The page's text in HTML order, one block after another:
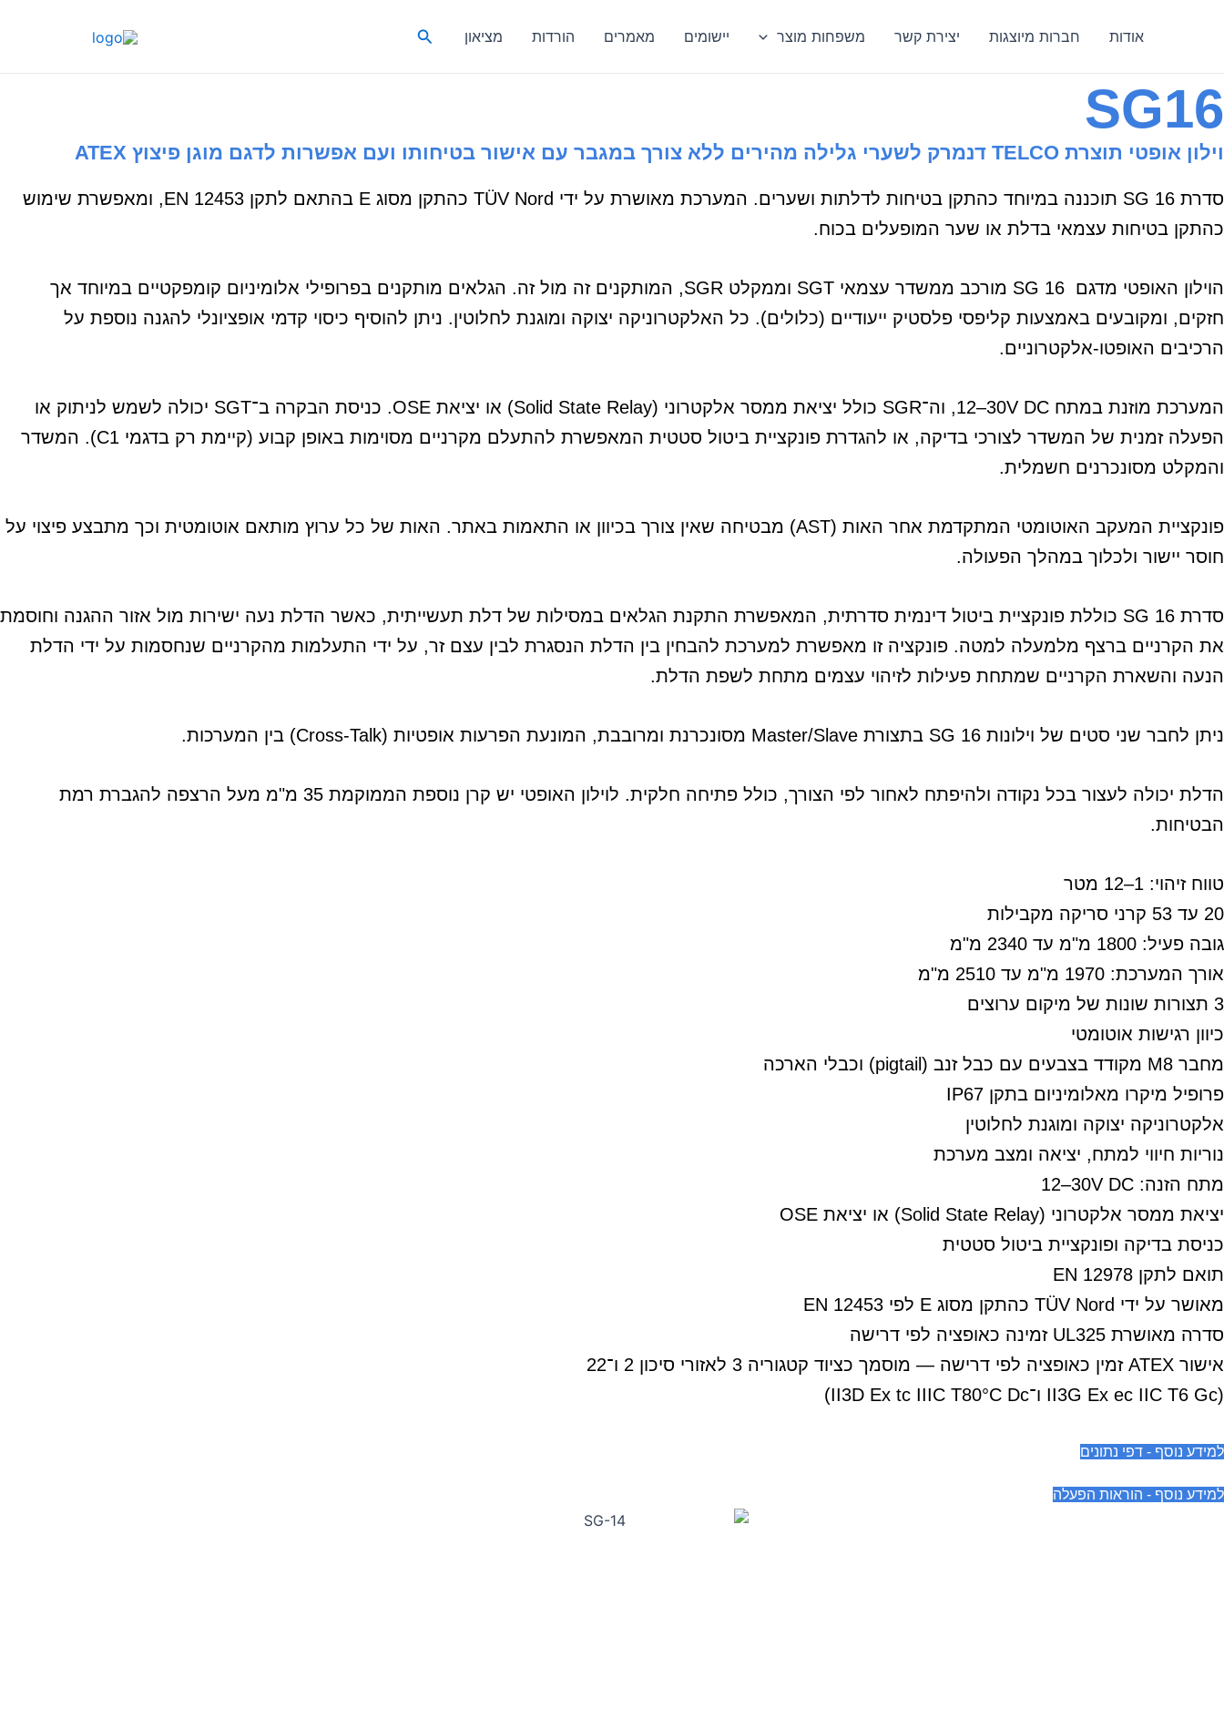
אודות חברות מיוצגות יצירת קשר משפחות מוצר יישומים מאמרים הורדות מציאון חיפוש
SG16
וילון אופטי תוצרת TELCO דנמרק לשערי גלילה מהירים ללא צורך במגבר עם אישור בטיחותו ועם אפשרות לדגם מוגן פיצוץ ATEX
סדרת SG 16 תוכננה במיוחד כהתקן בטיחות לדלתות ושערים. המערכת מאושרת על ידי TÜV Nord כהתקן מסוג E בהתאם לתקן EN 12453, ומאפשרת שימוש
כהתקן בטיחות עצמאי בדלת או שער המופעלים בכוח.
הוילון האופטי מדגם SG 16 מורכב ממשדר עצמאי SGT וממקלט SGR, המותקנים זה מול זה. הגלאים מותקנים בפרופילי אלומיניום קומפקטיים במיוחד אך
חזקים, ומקובעים באמצעות קליפסי פלסטיק ייעודיים (כלולים). כל האלקטרוניקה יצוקה ומוגנת לחלוטין. ניתן להוסיף כיסוי קדמי אופציונלי להגנה נוספת על
הרכיבים האופטו-אלקטרוניים.
המערכת מוזנת במתח ‎12–30V DC, וה־SGR כולל יציאת ממסר אלקטרוני (Solid State Relay) או יציאת OSE. כניסת הבקרה ב־SGT יכולה לשמש לניתוק או
הפעלה זמנית של המשדר לצורכי בדיקה, או להגדרת פונקציית ביטול סטטית המאפשרת להתעלם מקרניים מסוימות באופן קבוע (קיימת רק בדגמי C1). המשדר
והמקלט מסונכרנים חשמלית.
פונקציית המעקב האוטומטי המתקדמת אחר האות (AST) מבטיחה שאין צורך בכיוון או התאמות באתר. האות של כל ערוץ מותאם אוטומטית וכך מתבצע פיצוי על
חוסר יישור ולכלוך במהלך הפעולה.
סדרת SG 16 כוללת פונקציית ביטול דינמית סדרתית, המאפשרת התקנת הגלאים במסילות של דלת תעשייתית, כאשר הדלת נעה ישירות מול אזור ההגנה וחוסמת
את הקרניים ברצף מלמעלה למטה. פונקציה זו מאפשרת למערכת להבחין בין הדלת הנסגרת לבין עצם זר, על ידי התעלמות מהקרניים שנחסמות על ידי הדלת
הנעה והשארת הקרניים שמתחת פעילות לזיהוי עצמים מתחת לשפת הדלת.
ניתן לחבר שני סטים של וילונות SG 16 בתצורת Master/Slave מסונכרנת ומרובבת, המונעת הפרעות אופטיות (Cross-Talk) בין המערכות.
הדלת יכולה לעצור בכל נקודה ולהיפתח לאחור לפי הצורך, כולל פתיחה חלקית. לוילון האופטי יש קרן נוספת הממוקמת 35 מ"מ מעל הרצפה להגברת רמת
הבטיחות.
טווח זיהוי: 1–12 מטר
20 עד 53 קרני סריקה מקבילות
גובה פעיל: ‎1800 מ"מ עד ‎2340 מ"מ
אורך המערכת: ‎1970 מ"מ עד ‎2510 מ"מ
3 תצורות שונות של מיקום ערוצים
כיוון רגישות אוטומטי
מחבר M8 מקודד בצבעים עם כבל זנב (pigtail) וכבלי הארכה
פרופיל מיקרו מאלומיניום בתקן IP67
אלקטרוניקה יצוקה ומוגנת לחלוטין
נוריות חיווי למתח, יציאה ומצב מערכת
מתח הזנה: ‎12–30V DC
יציאת ממסר אלקטרוני (Solid State Relay) או יציאת OSE
כניסת בדיקה ופונקציית ביטול סטטית
תואם לתקן EN 12978
מאושר על ידי TÜV Nord כהתקן מסוג E לפי EN 12453
סדרה מאושרת UL325 זמינה כאופציה לפי דרישה
אישור ATEX זמין כאופציה לפי דרישה — מוסמך כציוד קטגוריה 3 לאזורי סיכון 2 ו־22
(II3G Ex ec IIC T6 Gc ו־II3D Ex tc IIIC T80°C Dc)
למידע נוסף - דפי נתונים
למידע נוסף - הוראות הפעלה